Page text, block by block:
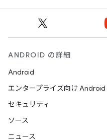
ANDROID の詳細
Android
エンタープライズ向け Android
セキュリティ
ソース
ニュース